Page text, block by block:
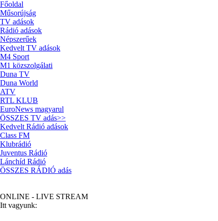
Főoldal
Műsorújság
TV adások
Rádió adások
Népszerűek
Kedvelt TV adások
M4 Sport
M1 közszolgálati
Duna TV
Duna World
ATV
RTL KLUB
EuroNews magyarul
ÖSSZES TV adás>>
Kedvelt Rádió adások
Class FM
Klubrádió
Juventus Rádió
Lánchíd Rádió
ÖSSZES RÁDIÓ adás
ONLINE - LIVE STREAM
Itt vagyunk: